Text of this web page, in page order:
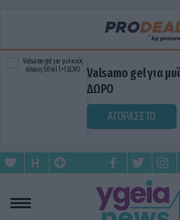
Valsamo gel για
ΔΩΡΟ
ΑΓΟΡΑΣΕ ΤΟ